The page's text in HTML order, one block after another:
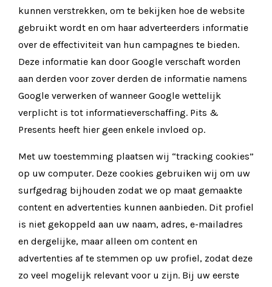
kunnen verstrekken, om te bekijken hoe de website
gebruikt wordt en om haar adverteerders informatie
over de effectiviteit van hun campagnes te bieden.
Deze informatie kan door Google verschaft worden
aan derden voor zover derden de informatie namens
Google verwerken of wanneer Google wettelijk
verplicht is tot informatieverschaffing. Pits &
Presents heeft hier geen enkele invloed op.
Met uw toestemming plaatsen wij “tracking cookies”
op uw computer. Deze cookies gebruiken wij om uw
surfgedrag bijhouden zodat we op maat gemaakte
content en advertenties kunnen aanbieden. Dit profiel
is niet gekoppeld aan uw naam, adres, e-mailadres
en dergelijke, maar alleen om content en
advertenties af te stemmen op uw profiel, zodat deze
zo veel mogelijk relevant voor u zijn. Bij uw eerste